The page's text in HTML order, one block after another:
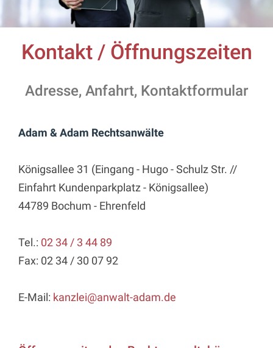
Kontakt / Öffnungszeiten
Adresse, Anfahrt, Kontaktformular
Adam & Adam Rechtsanwälte
Königsallee 31 (Eingang - Hugo - Schulz Str. //
Einfahrt Kundenparkplatz - Königsallee)
44789 Bochum - Ehrenfeld
Tel.: 02 34 / 3 44 89
Fax: 02 34 / 30 07 92
E-Mail: kanzlei@anwalt-adam.de